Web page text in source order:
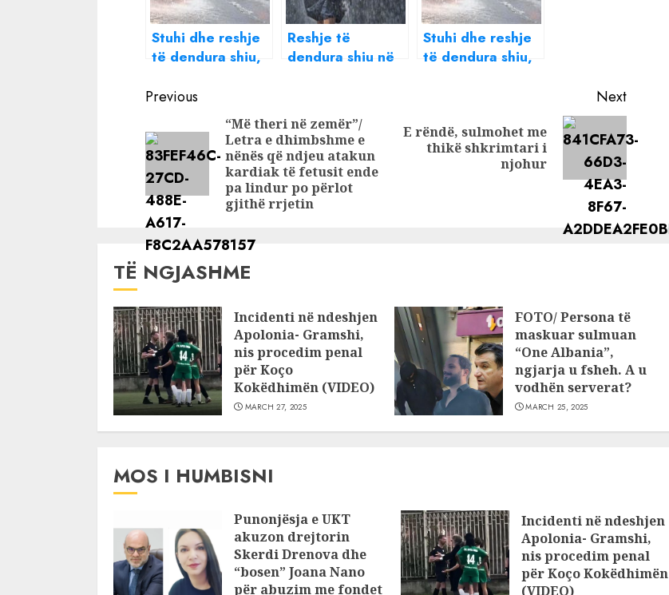
Stuhi dhe reshje
të dendura shiu,
në ditët në vijim
Reshje të
dendura shiu në
jetë moti sot
Stuhi dhe reshje
të dendura shiu,
Continue
Reading
Previous
Previous
“Më theri në zemër”/
Letra e dhimbshme e
nënës që ndjeu atakun
kardiak të fetusit ende
pa lindur po përlot
gjithë rrjetin
Next
Next
E rëndë, sulmohet me
thikë shkrimtari i
njohur
TË NGJASHME
Incidenti në ndeshjen
Apolonia- Gramshi,
nis procedim penal
për Koço
Kokëdhimën (VIDEO)
MARCH 27, 2025
FOTO/ Persona të
maskuar sulmuan
“One Albania”,
ngjarja u fsheh. A u
vodhën serverat?
MARCH 25, 2025
MOS I HUMBISNI
Punonjësja e UKT
akuzon drejtorin
Skerdi Drenova dhe
“bosen” Joana Nano
për abuzim me fondet
Incidenti në ndeshjen
Apolonia- Gramshi,
nis procedim penal
për Koço Kokëdhimën
(VIDEO)